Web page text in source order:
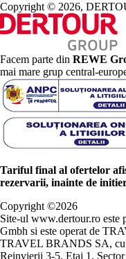
Copyright © 2026,
Facem parte din REWE
mai mare grup central-
Tariful final al ofertelor
rezervarii, inainte de
Copyright ©2026
Site-ul www.dertour.ro este
Gmbh si este operat de
TRAVEL BRANDS SA, cu
Reinvierii 3-5, Etaj 1, Sector